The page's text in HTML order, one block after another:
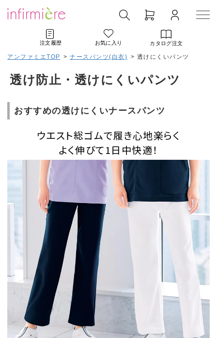
注文履歴 お気に入り カタログ注文
アンファミエTOP > ナースパンツ(白衣) > 透けにくいパンツ
透け防止・透けにくいパンツ
おすすめの透けにくいナースパンツ
ウエスト総ゴムで履き心地楽らく
よく伸びて1日中快適！